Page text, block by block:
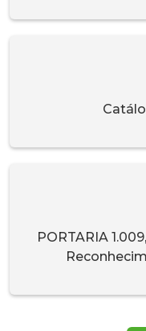
PORTARIA